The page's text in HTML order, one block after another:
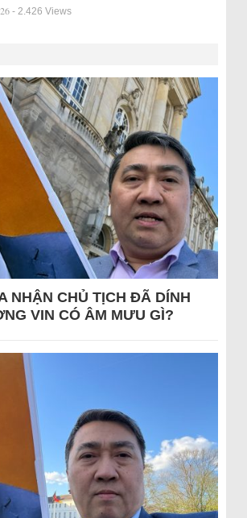
- 2.426 Views
NHẬN CHỦ TỊCH ĐÃ DÍNH
VIN CÓ ÂM MƯU GÌ?